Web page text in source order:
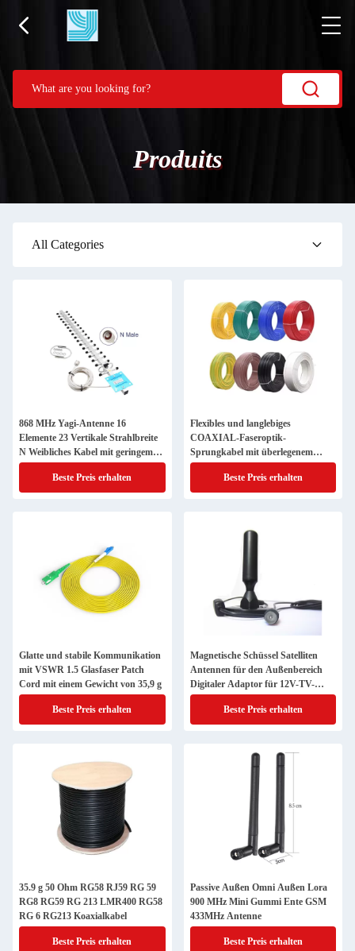
Produits
All Categories
868 MHz Yagi-Antenne 16
Elemente 23 Vertikale Strahlbreite
N Weibliches Kabel mit geringem
Signalverlust
Beste Preis erhalten
Flexibles und langlebiges
COAXIAL-Faseroptik-
Sprungkabel mit überlegenem
Schirmzopf
Beste Preis erhalten
Glatte und stabile Kommunikation
mit VSWR 1.5 Glasfaser Patch
Cord mit einem Gewicht von 35,9 g
Beste Preis erhalten
Magnetische Schüssel Satelliten
Antennen für den Außenbereich
Digitaler Adaptor für 12V-TV-
Antennen
Beste Preis erhalten
35.9 g 50 Ohm RG58 RJ59 RG 59
RG8 RG59 RG 213 LMR400 RG58
RG 6 RG213 Koaxialkabel
Beste Preis erhalten
Passive Außen Omni Außen Lora
900 MHz Mini Gummi Ente GSM
433MHz Antenne
Beste Preis erhalten